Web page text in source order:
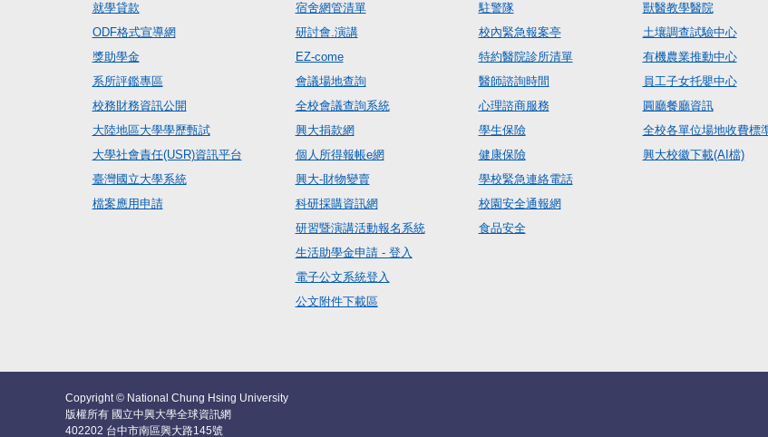
就學貸款
ODF格式宣導網
獎助學金
系所評鑑專區
校務財務資訊公開
大陸地區大學學歷甄試
大學社會責任(USR)資訊平台
臺灣國立大學系統
檔案應用申請
宿舍網管清單
研討會.演講
EZ-come
會議場地查詢
全校會議查詢系統
興大捐款網
個人所得報帳e網
興大-財物變賣
科研採購資訊網
研習暨演講活動報名系統
生活助學金申請 - 登入
電子公文系統登入
公文附件下載區
駐警隊
校內緊急報案亭
特約醫院診所清單
醫師諮詢時間
心理諮商服務
學生保險
健康保險
學校緊急連絡電話
校園安全通報網
食品安全
獸醫教學醫院
土壤調查試驗中心
有機農業推動中心
員工子女托嬰中心
圓廳餐廳資訊
全校各單位場地收費標
興大校徽下載(AI檔)
Copyright © National Chung Hsing University
版權所有 國立中興大學全球資訊網
402202 台中市南區興大路145號